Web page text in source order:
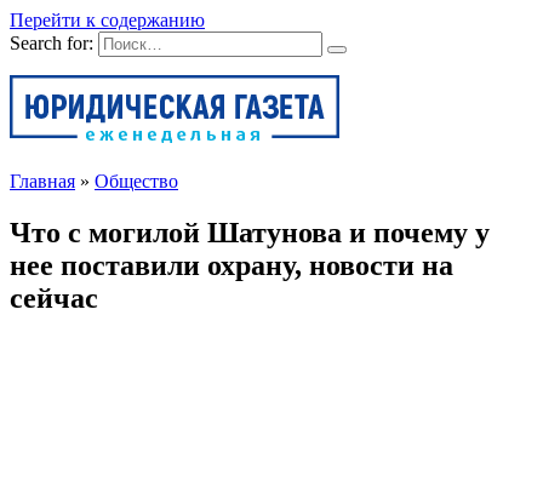
Перейти к содержанию
Search for:
Главная » Общество
Что с могилой Шатунова и почему у
нее поставили охрану, новости на
сейчас